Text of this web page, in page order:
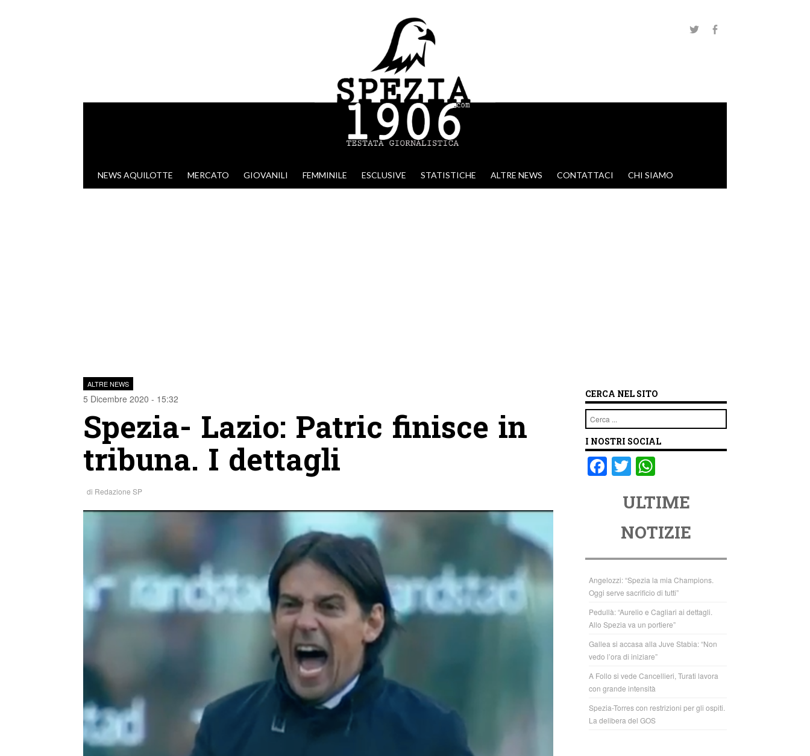
VAI AL CONTENUTO
NEWS AQUILOTTE MERCATO GIOVANILI FEMMINILE ESCLUSIVE STATISTICHE ALTRE NEWS CONTATTACI CHI SIAMO
ALTRE NEWS
5 Dicembre 2020 - 15:32
Spezia- Lazio: Patric finisce in
tribuna. I dettagli
di Redazione SP
CERCA NEL SITO
Cerca
I NOSTRI SOCIAL
F
o
o
k
T
tt
er
at
s
A
p
p
ULTIME
NOTIZIE
Angelozzi: “Spezia la mia Champions.
Oggi serve sacrificio di tutti”
Pedullà: “Aurelio e Cagliari ai dettagli.
Allo Spezia va un portiere”
Gallea si accasa alla Juve Stabia: “Non
vedo l’ora di iniziare”
A Follo si vede Cancellieri, Turati lavora
con grande intensità
Spezia-Torres con restrizioni per gli ospiti.
La delibera del GOS